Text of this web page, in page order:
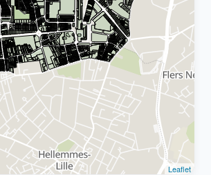
Leaflet